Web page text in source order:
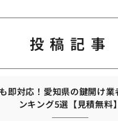
投稿記事
即対応！愛知県の鍵開け業
ンキング5選【見積無料】